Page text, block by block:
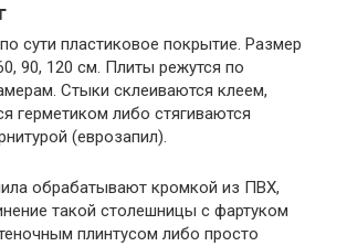
сути пластиковое покрытие. Размер
90, 120 см. Плиты режутся по
Стыки склеиваются клеем,
герметиком либо стягиваются
(еврозапил).
обрабатывают кромкой из ПВХ,
такой столешницы с фартуком
плинтусом либо просто